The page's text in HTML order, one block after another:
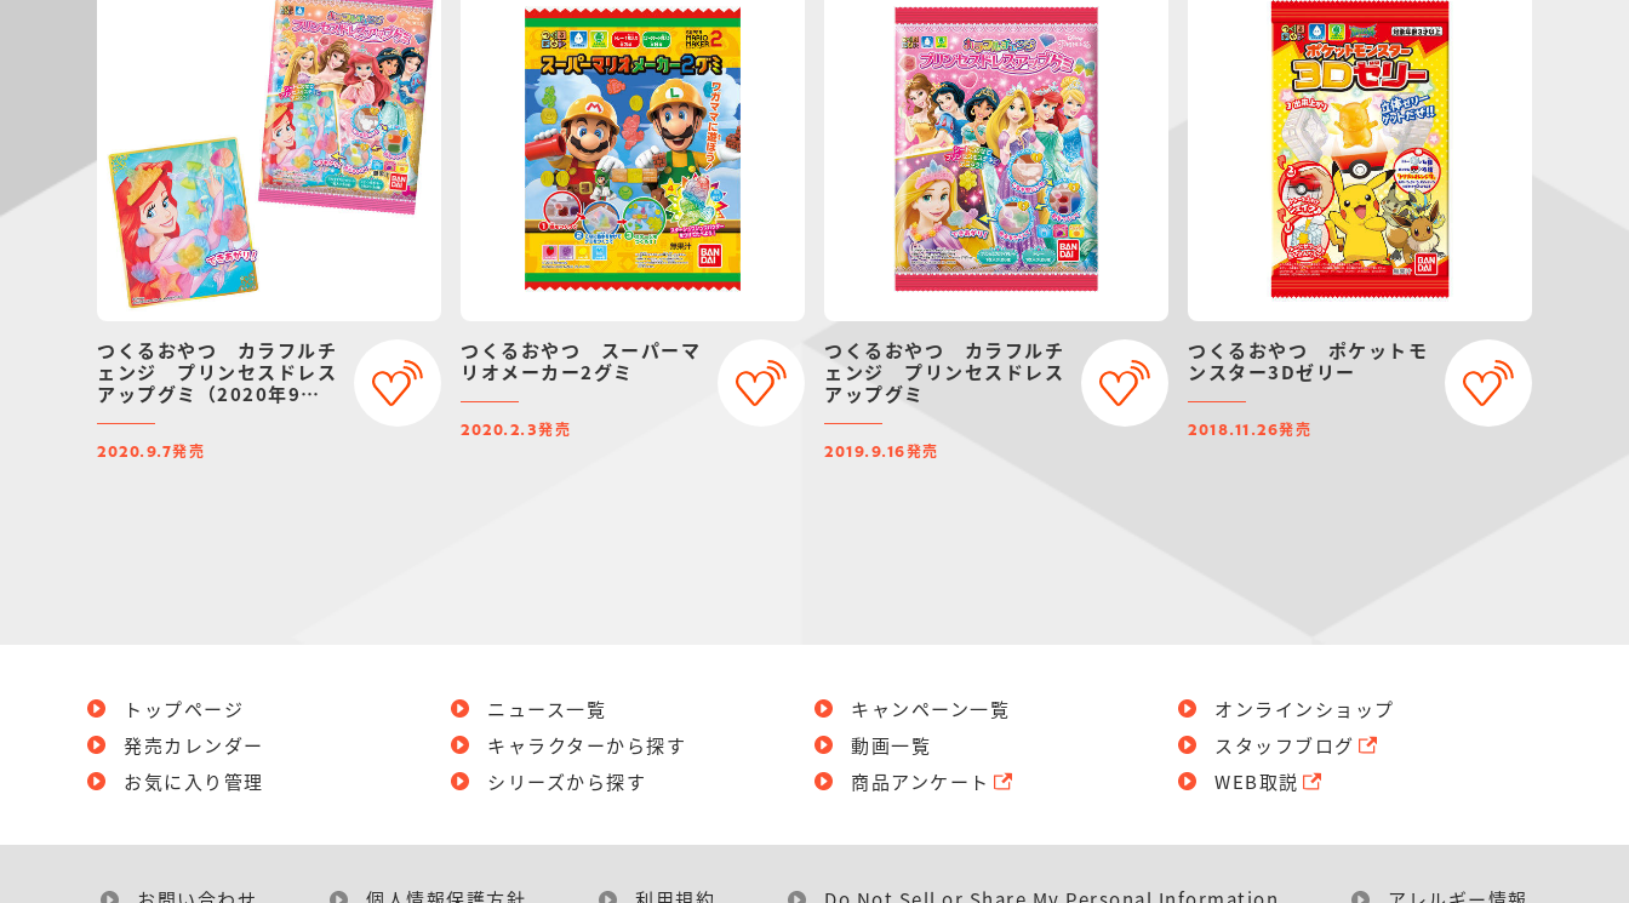
つくるおやつ カラフルチ
ェンジ プリンセスドレス
アップグミ（2020年9月
2020.9.7発売
つくるおやつ スーパーマ
リオメーカー2グミ
2020.2.3発売
つくるおやつ カラフルチ
ェンジ プリンセスドレス
アップグミ
2019.9.16発売
つくるおやつ ポケットモ
ンスター3Dゼリー
2018.11.26発売
トップページ
発売カレンダー
お気に入り管理
ニュース一覧
キャラクターから探す
シリーズから探す
キャンペーン一覧
動画一覧
商品アンケート
オンラインショップ
スタッフブログ
WEB取説